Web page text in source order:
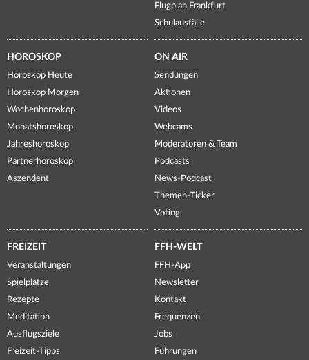
Flugplan Frankfurt
Schulausfälle
HOROSKOP
Horoskop Heute
Horoskop Morgen
Wochenhoroskop
Monatshoroskop
Jahreshoroskop
Partnerhoroskop
Aszendent
ON AIR
Sendungen
Aktionen
Videos
Webcams
Moderatoren & Team
Podcasts
News-Podcast
Themen-Ticker
Voting
FREIZEIT
Veranstaltungen
Spielplätze
Rezepte
Meditation
Ausflugsziele
Freizeit-Tipps
FFH-WELT
FFH-App
Newsletter
Kontakt
Frequenzen
Jobs
Führungen